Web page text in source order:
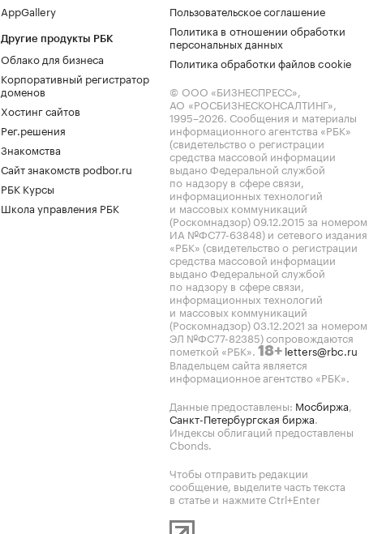
AppGallery
Другие продукты РБК
Облако для бизнеса
Корпоративный регистратор
доменов
Хостинг сайтов
Рег.решения
Знакомства
Сайт знакомств podbor.ru
РБК Курсы
Школа управления РБК
Пользовательское соглашение
Политика в отношении обработки
персональных данных
Политика обработки файлов cookie
© ООО «БИЗНЕСПРЕСС»,
АО «РОСБИЗНЕСКОНСАЛТИНГ»,
1995–2026. Сообщения и материалы
информационного агентства «РБК»
(свидетельство о регистрации
средства массовой информации
выдано Федеральной службой
по надзору в сфере связи,
информационных технологий
и массовых коммуникаций
(Роскомнадзор) 09.12.2015 за номером
ИА №ФС77-63848) и сетевого издания
«РБК» (свидетельство о регистрации
средства массовой информации
выдано Федеральной службой
по надзору в сфере связи,
информационных технологий
и массовых коммуникаций
(Роскомнадзор) 03.12.2021 за номером
ЭЛ №ФС77-82385) сопровождаются
пометкой «РБК». 18+ letters@rbc.ru
Владельцем сайта является
информационное агентство «РБК».
Данные предоставлены: Мосбиржа,
Санкт-Петербургская биржа.
Индексы облигаций предоставлены
Cbonds.
Чтобы отправить редакции
сообщение, выделите часть текста
в статье и нажмите Ctrl+Enter